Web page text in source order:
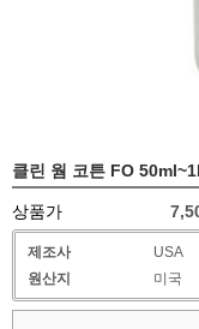
클린 웜 코튼 FO
상품가
제조사
USA
원산지
미국